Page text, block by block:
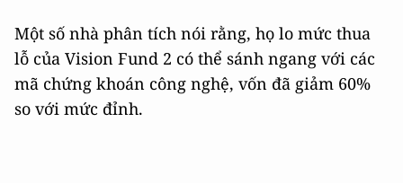
Một số nhà phân tích nói rằng, họ lo mức thua
lỗ của Vision Fund 2 có thể sánh ngang với các
mã chứng khoán công nghệ, vốn đã giảm 60%
so với mức đỉnh.